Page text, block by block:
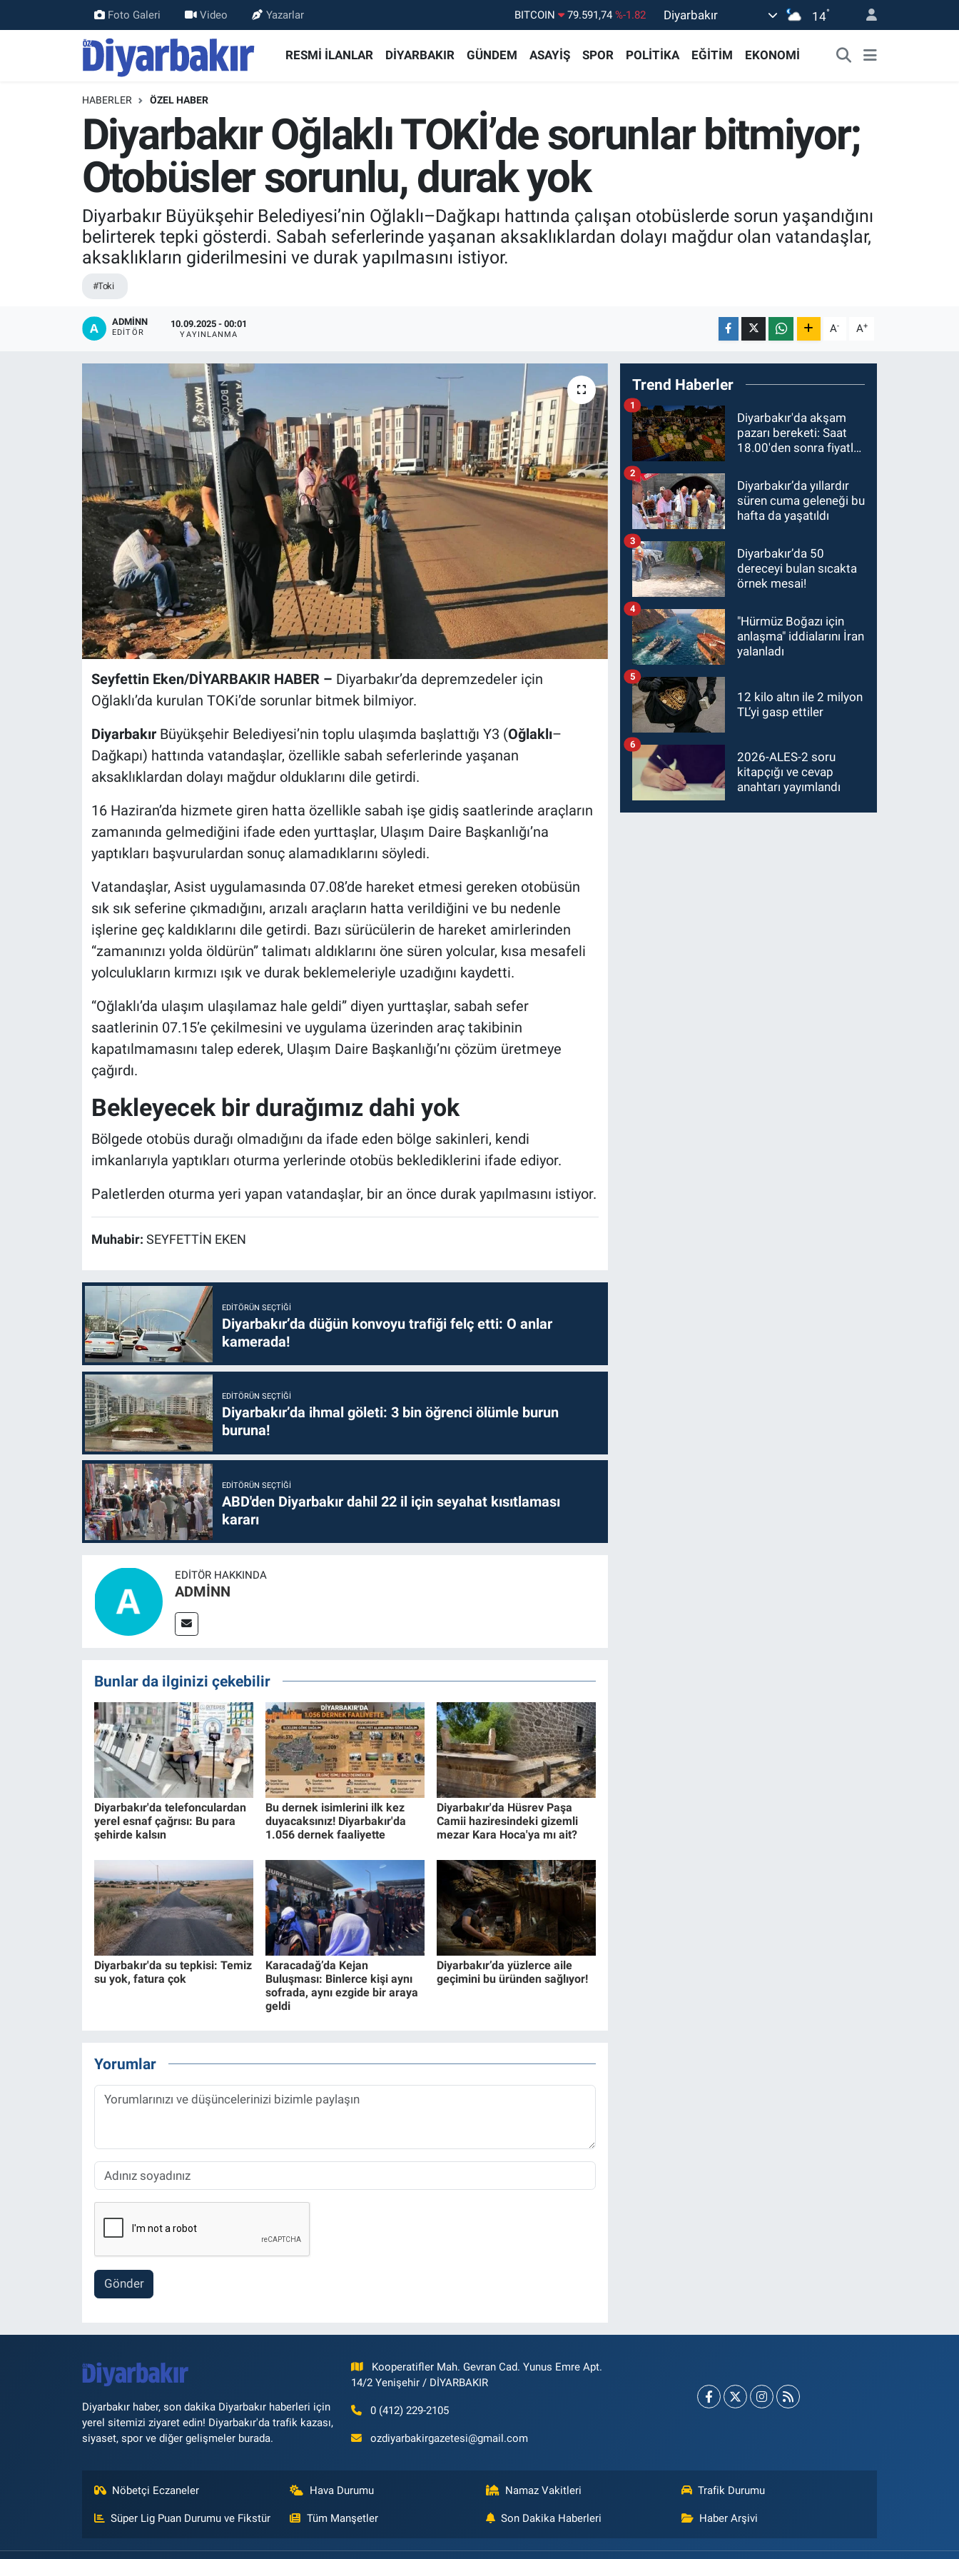
Foto Galeri Video Yazarlar DOLAR 45,43620 %0.02
BITCOIN
79.591,74 %-1.82
Diyarbakır 14°
RESMİ İLANLAR DİYARBAKIR GÜNDEM ASAYİŞ SPOR POLİTİKA EĞİTİM EKONOMİ
HABERLER ÖZEL HABER
Diyarbakır Oğlaklı TOKİ’de sorunlar bitmiyor;
Otobüsler sorunlu, durak yok
Diyarbakır Büyükşehir Belediyesi’nin Oğlaklı–Dağkapı hattında çalışan otobüslerde sorun yaşandığını
belirterek tepki gösterdi. Sabah seferlerinde yaşanan aksaklıklardan dolayı mağdur olan vatandaşlar,
aksaklıkların giderilmesini ve durak yapılmasını istiyor.
#Toki
ADMİNN
EDITÖR
10.09.2025 - 00:01
YAYINLANMA A- A+
Seyfettin Eken/DİYARBAKIR HABER – Diyarbakır’da depremzedeler için
Oğlaklı’da kurulan TOKi’de sorunlar bitmek bilmiyor.
Diyarbakır Büyükşehir Belediyesi’nin toplu ulaşımda başlattığı Y3 (Oğlaklı–
Dağkapı) hattında vatandaşlar, özellikle sabah seferlerinde yaşanan
aksaklıklardan dolayı mağdur olduklarını dile getirdi.
16 Haziran’da hizmete giren hatta özellikle sabah işe gidiş saatlerinde araçların
zamanında gelmediğini ifade eden yurttaşlar, Ulaşım Daire Başkanlığı’na
yaptıkları başvurulardan sonuç alamadıklarını söyledi.
Vatandaşlar, Asist uygulamasında 07.08’de hareket etmesi gereken otobüsün
sık sık seferine çıkmadığını, arızalı araçların hatta verildiğini ve bu nedenle
işlerine geç kaldıklarını dile getirdi. Bazı sürücülerin de hareket amirlerinden
“zamanınızı yolda öldürün” talimatı aldıklarını öne süren yolcular, kısa mesafeli
yolculukların kırmızı ışık ve durak beklemeleriyle uzadığını kaydetti.
“Oğlaklı’da ulaşım ulaşılamaz hale geldi” diyen yurttaşlar, sabah sefer
saatlerinin 07.15’e çekilmesini ve uygulama üzerinden araç takibinin
kapatılmamasını talep ederek, Ulaşım Daire Başkanlığı’nı çözüm üretmeye
çağırdı.
Bekleyecek bir durağımız dahi yok
Bölgede otobüs durağı olmadığını da ifade eden bölge sakinleri, kendi
imkanlarıyla yaptıkları oturma yerlerinde otobüs beklediklerini ifade ediyor.
Paletlerden oturma yeri yapan vatandaşlar, bir an önce durak yapılmasını istiyor.
Muhabir: SEYFETTİN EKEN
EDITÖRÜN SEÇTIĞI
Diyarbakır’da düğün konvoyu trafiği felç etti: O anlar
kamerada!
EDITÖRÜN SEÇTIĞI
Diyarbakır’da ihmal göleti: 3 bin öğrenci ölümle burun
buruna!
EDITÖRÜN SEÇTIĞI
ABD'den Diyarbakır dahil 22 il için seyahat kısıtlaması
kararı
EDITÖR HAKKINDA
ADMİNN
Bunlar da ilginizi çekebilir
Diyarbakır'da telefonculardan
yerel esnaf çağrısı: Bu para
şehirde kalsın
Bu dernek isimlerini ilk kez
duyacaksınız! Diyarbakır'da
1.056 dernek faaliyette
Diyarbakır'da Hüsrev Paşa
Camii haziresindeki gizemli
mezar Kara Hoca'ya mı ait?
Diyarbakır'da su tepkisi: Temiz
su yok, fatura çok
Karacadağ’da Kejan
Buluşması: Binlerce kişi aynı
sofrada, aynı ezgide bir araya
geldi
Diyarbakır’da yüzlerce aile
geçimini bu üründen sağlıyor!
Yorumlar
Gönder
Trend Haberler
Diyarbakır'da akşam
pazarı bereketi: Saat
18.00'den sonra fiyatlar
1
Diyarbakır’da yıllardır
süren cuma geleneği bu
hafta da yaşatıldı
2
Diyarbakır’da 50
dereceyi bulan sıcakta
örnek mesai!
3
"Hürmüz Boğazı için
anlaşma" iddialarını İran
yalanladı
4
12 kilo altın ile 2 milyon
TL’yi gasp ettiler
5
2026-ALES-2 soru
kitapçığı ve cevap
anahtarı yayımlandı
6
Diyarbakır haber, son dakika Diyarbakır haberleri için
yerel sitemizi ziyaret edin! Diyarbakır'da trafik kazası,
siyaset, spor ve diğer gelişmeler burada.
Kooperatifler Mah. Gevran Cad. Yunus Emre Apt.
14/2 Yenişehir / DİYARBAKIR
0 (412) 229-2105
ozdiyarbakirgazetesi@gmail.com
Nöbetçi Eczaneler Hava Durumu Namaz Vakitleri Trafik Durumu
Süper Lig Puan Durumu ve Fikstür Tüm Manşetler Son Dakika Haberleri Haber Arşivi
RESMİ İLANLAR
DİYARBAKIR
EKONOMİ
POLİTİKA
SAĞLIK
TEKNOLOJİ
Nöbetçi Eczaneler
Namaz Vakitleri
Trafik Durumu
Tüm Manşetler